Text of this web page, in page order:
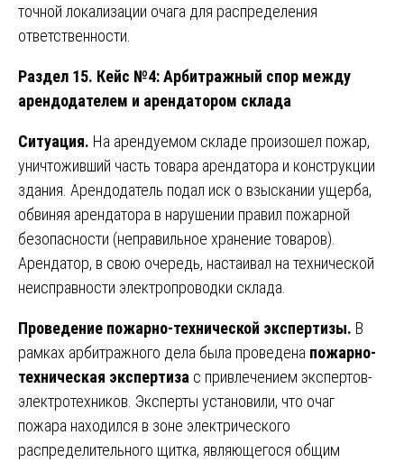
точной локализации очага для распределения
ответственности.
Раздел 15. Кейс №4: Арбитражный спор между
арендодателем и арендатором склада
Ситуация. На арендуемом складе произошел пожар,
уничтоживший часть товара арендатора и конструкции
здания. Арендодатель подал иск о взыскании ущерба,
обвиняя арендатора в нарушении правил пожарной
безопасности (неправильное хранение товаров).
Арендатор, в свою очередь, настаивал на технической
неисправности электропроводки склада.
Проведение пожарно-технической экспертизы. В
рамках арбитражного дела была проведена пожарно-
техническая экспертиза с привлечением экспертов-
электротехников. Эксперты установили, что очаг
пожара находился в зоне электрического
распределительного щитка, являющегося общим